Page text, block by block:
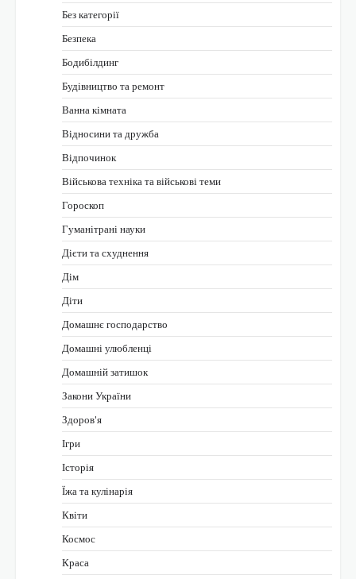
Без категорії
Безпека
Бодибілдинг
Будівництво та ремонт
Ванна кімната
Відносини та дружба
Відпочинок
Військова техніка та військові теми
Гороскоп
Гуманітрані науки
Дієти та схуднення
Дім
Діти
Домашнє господарство
Домашні улюбленці
Домашній затишок
Закони України
Здоров'я
Ігри
Історія
Їжа та кулінарія
Квіти
Космос
Краса